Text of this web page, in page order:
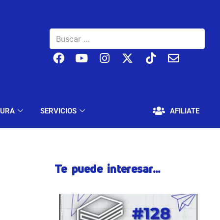
SERVICIOS AFILIATE
EDUCACIÓN Y CULTURA SERVICIOS
Te puede interesar...